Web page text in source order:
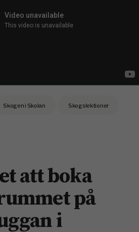
Skogen i Skolan Skogslektioner
att boka
på
i